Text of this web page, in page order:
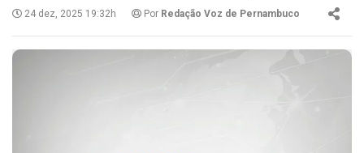
24 dez, 2025 19:32h Por Redação Voz de Pernambuco